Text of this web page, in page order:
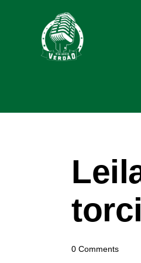
0 Comments